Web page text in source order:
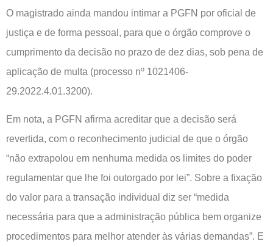
O magistrado ainda mandou intimar a PGFN por oficial de
justiça e de forma pessoal, para que o órgão comprove o
cumprimento da decisão no prazo de dez dias, sob pena de
aplicação de multa (processo nº 1021406-
29.2022.4.01.3200).
Em nota, a PGFN afirma acreditar que a decisão será
revertida, com o reconhecimento judicial de que o órgão
“não extrapolou em nenhuma medida os limites do poder
regulamentar que lhe foi outorgado por lei”. Sobre a fixação
do valor para a transação individual diz ser “medida
necessária para que a administração pública bem organize
procedimentos para melhor atender às várias demandas”. E